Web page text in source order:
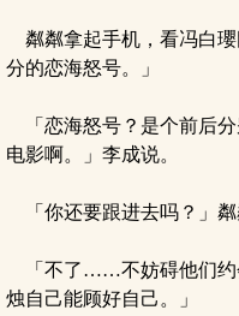
粼粼拿起手机，看冯白
分的恋海怒号。」
「恋海怒号？是个前后
电影啊。」李成说。
「你还要跟进去吗？」粼
「不了……不妨碍他们约
烛自己能顾好自己。」